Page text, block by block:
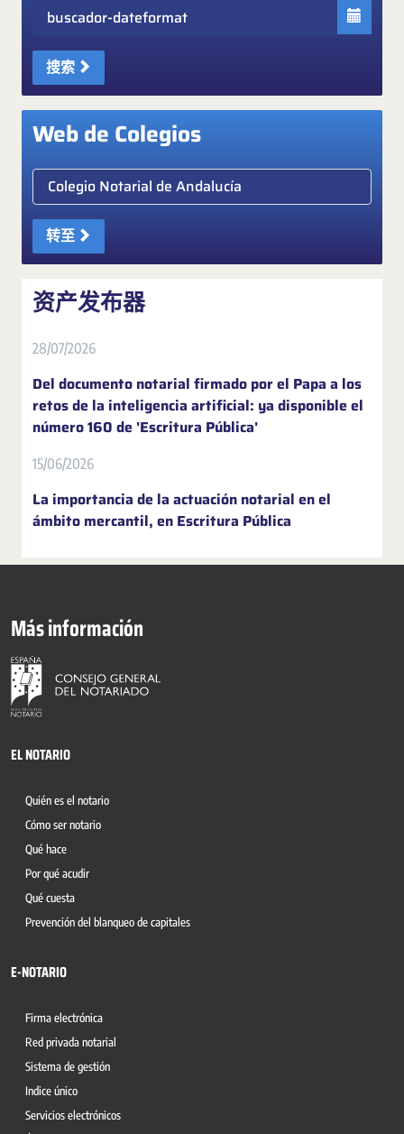
Fecha
搜索
Web de Colegios
Elige colegio notarial
转至
资产发布器
28/07/2026
Del documento notarial firmado por el Papa a los
retos de la inteligencia artificial: ya disponible el
número 160 de 'Escritura Pública'
15/06/2026
La importancia de la actuación notarial en el
ámbito mercantil, en Escritura Pública
Más información
EL NOTARIO
Quién es el notario
Cómo ser notario
Qué hace
Por qué acudir
Qué cuesta
Prevención del blanqueo de capitales
E-NOTARIO
Firma electrónica
Red privada notarial
Sistema de gestión
Indice único
Servicios electrónicos